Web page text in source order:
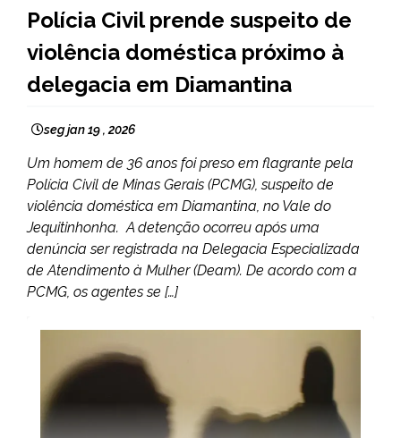
GERAIS
NOTÍCIAS
Polícia Civil prende suspeito de
violência doméstica próximo à
delegacia em Diamantina
seg jan 19 , 2026
Um homem de 36 anos foi preso em flagrante pela
Polícia Civil de Minas Gerais (PCMG), suspeito de
violência doméstica em Diamantina, no Vale do
Jequitinhonha. A detenção ocorreu após uma
denúncia ser registrada na Delegacia Especializada
de Atendimento à Mulher (Deam). De acordo com a
PCMG, os agentes se […]